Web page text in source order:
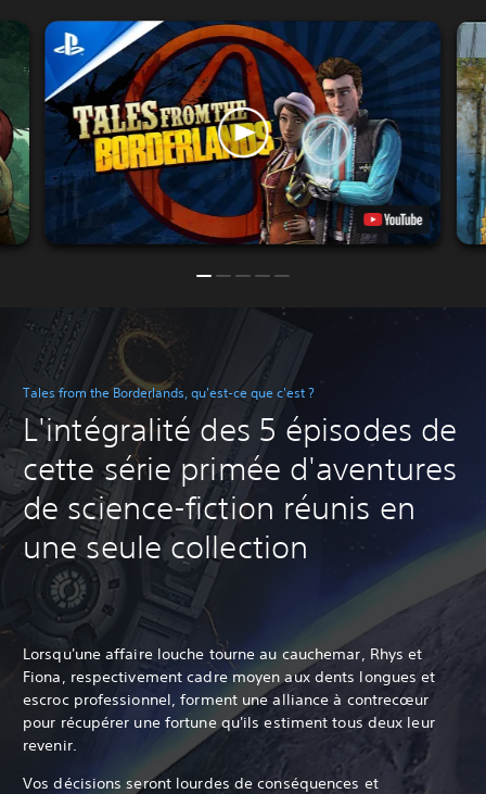
Tales from the Borderlands, qu'est-ce que c'est ?
L'intégralité des 5 épisodes de
cette série primée d'aventures
de science-fiction réunis en
une seule collection
Lorsqu'une affaire louche tourne au cauchemar, Rhys et
Fiona, respectivement cadre moyen aux dents longues et
escroc professionnel, forment une alliance à contrecœur
pour récupérer une fortune qu'ils estiment tous deux leur
revenir.
Vos décisions seront lourdes de conséquences et